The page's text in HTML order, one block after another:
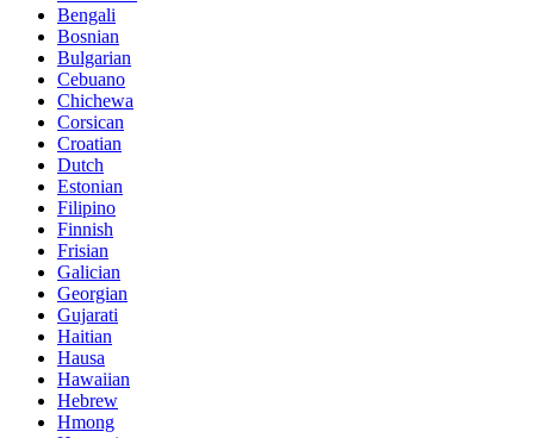
Bengali
Bosnian
Bulgarian
Cebuano
Chichewa
Corsican
Croatian
Dutch
Estonian
Filipino
Finnish
Frisian
Galician
Georgian
Gujarati
Haitian
Hausa
Hawaiian
Hebrew
Hmong